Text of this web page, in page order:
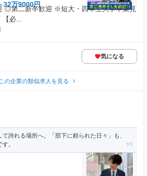
32万9000円
◎第二新卒歓迎 ※短大・四年生大学卒業見
必...
気になる
の企業の類似求人を見る
誇れる場所へ。「部下に頼られた日々」も、
。